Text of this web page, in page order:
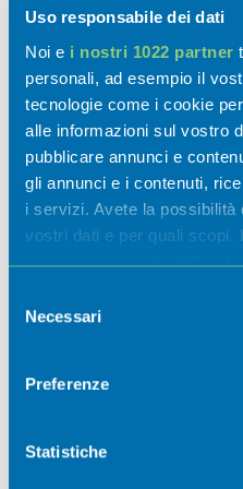
Uso responsabile dei dati
Noi e i nostri 1022 partner
personali, ad esempio il
tecnologie come i cookie
alle informazioni sul vostro
pubblicare annunci e
gli annunci e i contenuti,
i servizi. Avete la
vostri dati e per quali scopi.
privacy sono applicabili
modificare o revocare il
momento dalla
raccogliere
geografica, con
delNecessari
Preferenze
Statistiche
Luoghi di interesse